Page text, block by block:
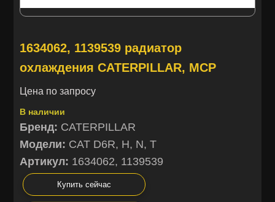
1634062, 1139539 радиатор
охлаждения CATERPILLAR, MCP
Цена по запросу
В наличии
Бренд: CATERPILLAR
Модели: CAT D6R, H, N, T
Артикул: 1634062, 1139539
Купить сейчас